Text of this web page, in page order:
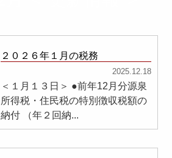
２０２６年１月の税務
2025.12.18
＜１月１３日＞ ●前年12月分源泉
所得税・住民税の特別徴収税額の
納付 （年２回納...